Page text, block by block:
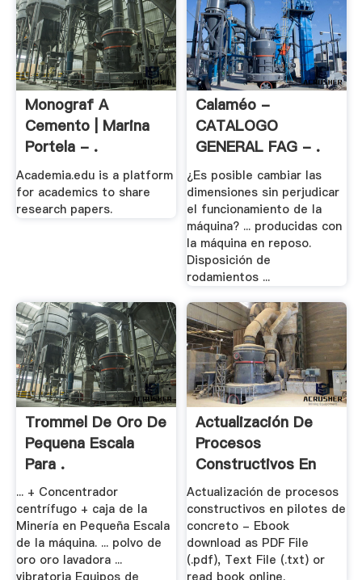
Monograf A
Cemento | Marina
Portela - .
Academia.edu is a platform
for academics to share
research papers.
Calaméo -
CATALOGO
GENERAL FAG - .
¿Es posible cambiar las
dimensiones sin perjudicar
el funcionamiento de la
máquina? ... producidas con
la máquina en reposo.
Disposición de
rodamientos ...
Trommel De Oro De
Pequena Escala
Para .
... + Concentrador
centrífugo + caja de la
Minería en Pequeña Escala
de la máquina. ... polvo de
oro oro lavadora ...
Actualización De
Procesos
Constructivos En
Pilotes .
Actualización de procesos
constructivos en pilotes de
concreto - Ebook
download as PDF File
(.pdf), Text File (.txt) or